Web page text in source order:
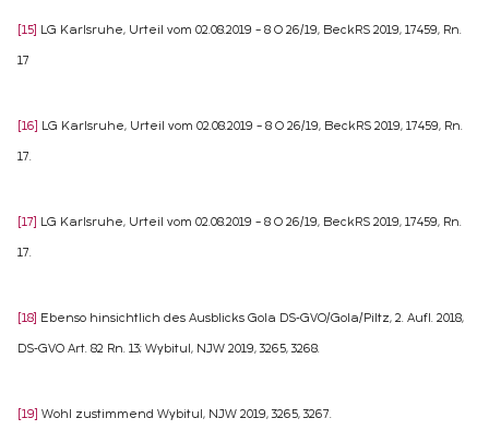
[15] LG Karlsruhe, Urteil vom 02.08.2019 – 8 O 26/19, BeckRS 2019, 17459, Rn.
17
[16] LG Karlsruhe, Urteil vom 02.08.2019 – 8 O 26/19, BeckRS 2019, 17459, Rn.
17.
[17] LG Karlsruhe, Urteil vom 02.08.2019 – 8 O 26/19, BeckRS 2019, 17459, Rn.
17.
[18] Ebenso hinsichtlich des Ausblicks Gola DS-GVO/Gola/Piltz, 2. Aufl. 2018,
DS-GVO Art. 82 Rn. 13; Wybitul, NJW 2019, 3265, 3268.
[19] Wohl zustimmend Wybitul, NJW 2019, 3265, 3267.